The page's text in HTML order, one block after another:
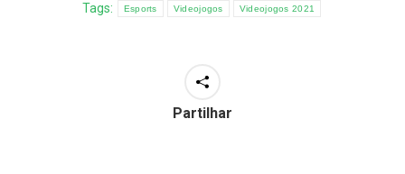
Tags: Esports Videojogos Videojogos 2021
Partilhar